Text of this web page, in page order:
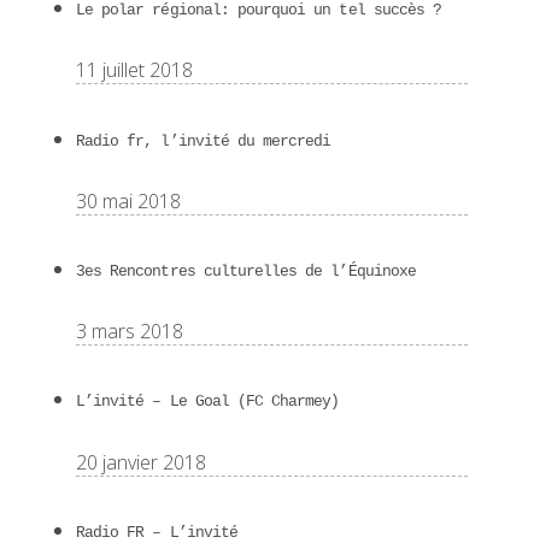
Le polar régional: pourquoi un tel succès ?
11 juillet 2018
Radio fr, l’invité du mercredi
30 mai 2018
3es Rencontres culturelles de l’Équinoxe
3 mars 2018
L’invité – Le Goal (FC Charmey)
20 janvier 2018
Radio FR – L’invité